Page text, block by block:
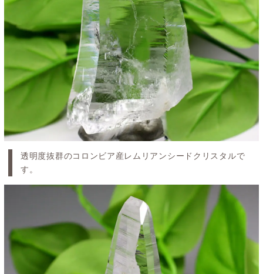
透明度抜群のコロンビア産レムリアンシードクリスタルで
す。